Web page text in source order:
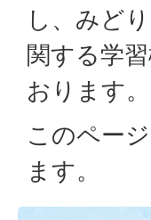
し、みど
関する学
おります。
このペー
ます。